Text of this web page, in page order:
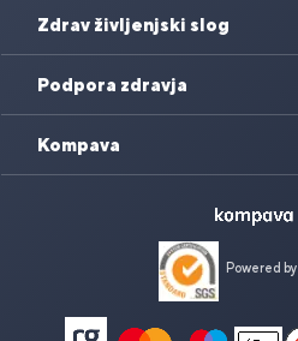
Zdrav življenjski slog
Podpora zdravja
Kompava
Powered by